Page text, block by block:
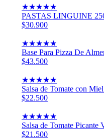
★★★★★
PASTAS LINGUINE
$30.900
★★★★★
Base Para Pizza De
$43.500
★★★★★
Salsa de Tomate con
$22.500
★★★★★
Salsa de Tomate Picante
$21.500